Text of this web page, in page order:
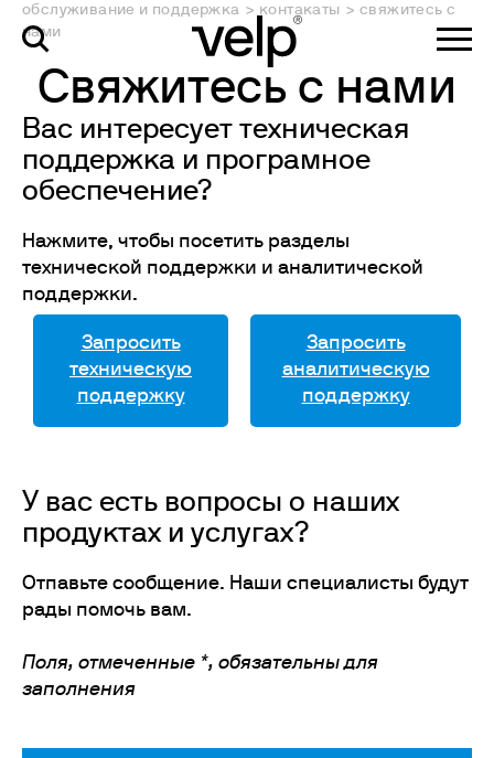
обслуживание и поддержка > контакаты > свяжитесь с
нами
Свяжитесь с нами
Вас интересует техническая
поддержка и програмное
обеспечение?
Нажмите, чтобы посетить разделы
технической поддержки и аналитической
поддержки.
Запросить
техническую
поддержку
Запросить
аналитическую
поддержку
У вас есть вопросы о наших
продуктах и услугах?
Отпавьте сообщение. Наши специалисты будут
рады помочь вам.
Поля, отмеченные *, обязательны для
заполнения